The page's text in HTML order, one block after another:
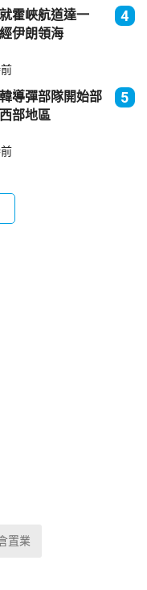
霍峽航道達一
伊朗領海
4
導彈部隊開始部
部地區
5
置業